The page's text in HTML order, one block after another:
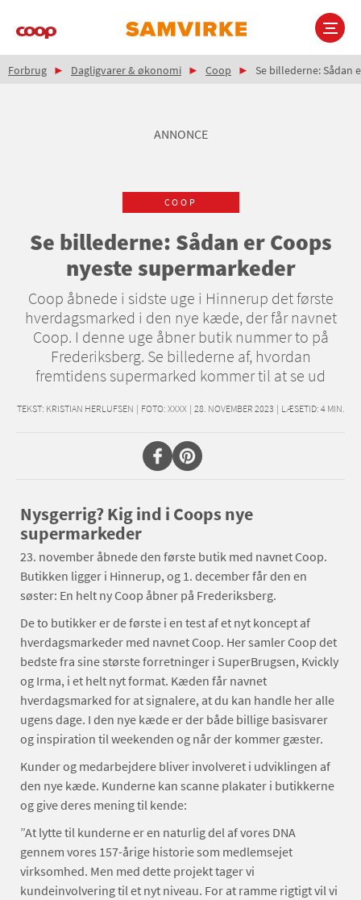
Main
Brødkrumme
Forbrug Dagligvarer & økonomi Coop Se billederne: Sådan
ANNONCE
COOP
Se billederne: Sådan er Coops
nyeste supermarkeder
Coop åbnede i sidste uge i Hinnerup det første
hverdagsmarked i den nye kæde, der får navnet
Coop. I denne uge åbner butik nummer to på
Frederiksberg. Se billederne af, hvordan
fremtidens supermarked kommer til at se ud
TEKST: KRISTIAN HERLUFSEN | FOTO: XXXX | 28. NOVEMBER 2023 | LÆSETID: 4 MIN.
Nysgerrig? Kig ind i Coops nye
supermarkeder
23. november åbnede den første butik med navnet Coop.
Butikken ligger i Hinnerup, og 1. december får den en
søster: En helt ny Coop åbner på Frederiksberg.
De to butikker er de første i en test af et nyt koncept af
hverdagsmarkeder med navnet Coop. Her samler Coop det
bedste fra sine største forretninger i SuperBrugsen, Kvickly
og Irma, i et helt nyt format. Kæden får navnet
hverdagsmarked for at signalere, at du kan handle her alle
ugens dage. I den nye kæde er der både billige basisvarer
og inspiration til weekenden og når der kommer gæster.
Kunder og medarbejdere bliver involveret i udviklingen af
den nye kæde. Kunderne kan scanne plakater i butikkerne
og give deres mening til kende:
”At lytte til kunderne er en naturlig del af vores DNA
gennem vores 157-årige historie som medlemsejet
virksomhed. Men med dette projekt tager vi
kundeinvolvering til et nyt niveau. For at ramme rigtigt vil vi